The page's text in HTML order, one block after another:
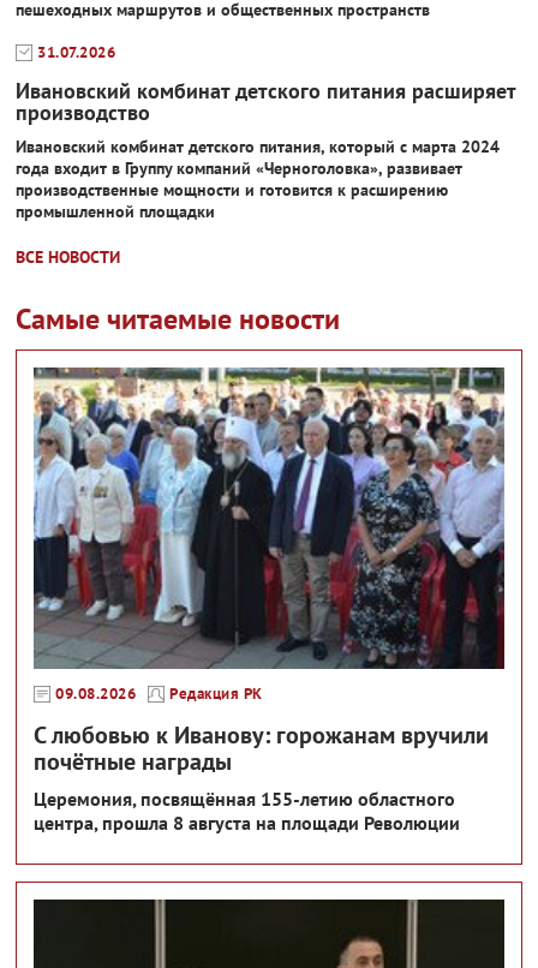
пешеходных маршрутов и общественных пространств
31.07.2026
Ивановский комбинат детского питания расширяет
производство
Ивановский комбинат детского питания, который с марта 2024
года входит в Группу компаний «Черноголовка», развивает
производственные мощности и готовится к расширению
промышленной площадки
ВСЕ НОВОСТИ
Самые читаемые новости
09.08.2026 Редакция РК
С любовью к Иванову: горожанам вручили
почётные награды
Церемония, посвящённая 155-летию областного
центра, прошла 8 августа на площади Революции